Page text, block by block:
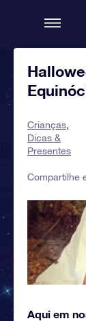
Crianças
Dicas &
Presentes
Compartilhe
Aqui em